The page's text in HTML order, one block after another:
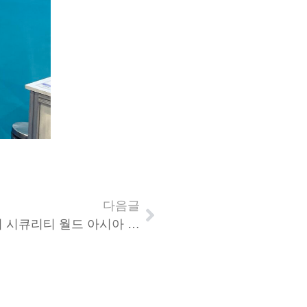
다음글
Cyber Security World Asia 2024 (사이버 시큐리티 월드 아시아 2024), 글로벌 데이터 관리 및 보안 전략!